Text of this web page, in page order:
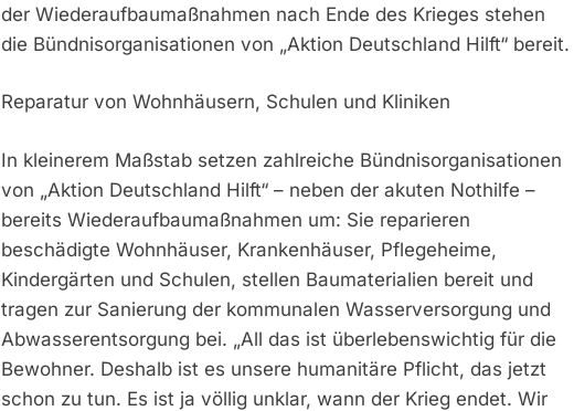
der Wiederaufbaumaßnahmen nach Ende des Krieges stehen
die Bündnisorganisationen von „Aktion Deutschland Hilft“ bereit.
Reparatur von Wohnhäusern, Schulen und Kliniken
In kleinerem Maßstab setzen zahlreiche Bündnisorganisationen
von „Aktion Deutschland Hilft“ – neben der akuten Nothilfe –
bereits Wiederaufbaumaßnahmen um: Sie reparieren
beschädigte Wohnhäuser, Krankenhäuser, Pflegeheime,
Kindergärten und Schulen, stellen Baumaterialien bereit und
tragen zur Sanierung der kommunalen Wasserversorgung und
Abwasserentsorgung bei. „All das ist überlebenswichtig für die
Bewohner. Deshalb ist es unsere humanitäre Pflicht, das jetzt
schon zu tun. Es ist ja völlig unklar, wann der Krieg endet. Wir